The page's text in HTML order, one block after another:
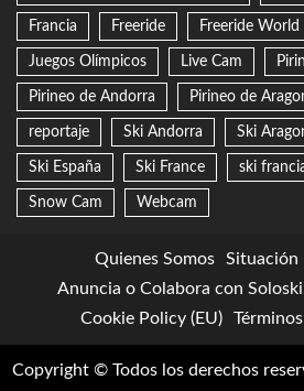
Francia Freeride Freeride World
Juegos Olímpicos Live Cam
Pirineo de Andorra Pirineo de
reportaje Ski Andorra Ski
Ski España Ski France ski
Snow Cam Webcam
Quienes Somos Situación
Anuncia o Colabora con
Cookie Policy (EU)
Copyright © Todos los derechos